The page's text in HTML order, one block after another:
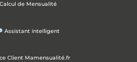
Calcul de Mensualité
Assistant intelligent
Client Mamensualité.fr